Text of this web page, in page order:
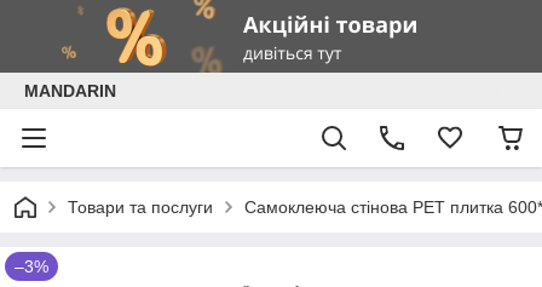
MANDARIN
Товари та послуги Самоклеюча стінова РЕТ плитка
–3%